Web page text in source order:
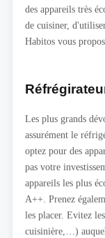
des appareils très
de cuisiner,
Habitos vous
Les plus grands
assurément le
optez pour des
pas votre
appareils les plus
A++. Prenez
les placer. Evitez
cuisinière,…)